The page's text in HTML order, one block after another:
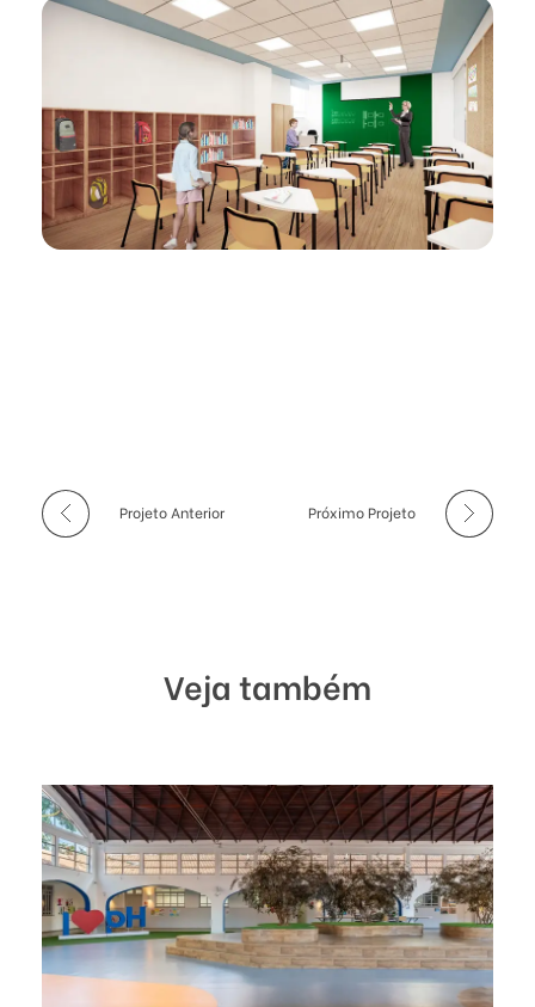
Projeto Anterior Próximo Projeto
Veja também